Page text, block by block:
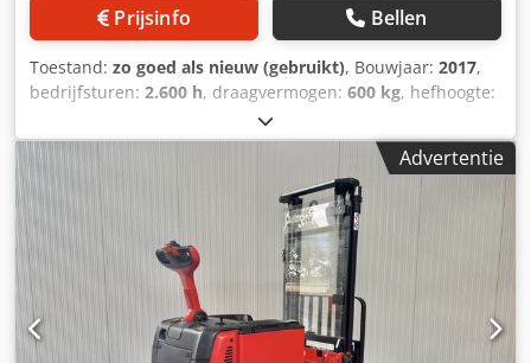
Prijsinfo Bellen
Toestand: zo goed als nieuw (gebruikt), Bouwjaar: 2017,
bedrijfsturen: 2.600 h, draagvermogen: 600 kg, hefhoogte:
elektrisch
bouwhoogte:1.690 mm, Manufacturer + model:LINDE L 06
ac ( 1170 ) Mast:3F3500 ID:25082.0138 Cat.:Used
Mast:3F3500 Lowered height:1690 mm Lifting height:3500
mm Capacity:600 kg Year:2017 Hours:2600 hours
Capacity:24 v Csdpfx Aszq Ugwegyjrf Options:Compacte
CONTRA stapelaar !!Uitgevoerd met ;- Mast Triplex - FFL -
VRIJDRAGENDE verstelbare heftruck lepels - GESCHIKT voor
alle soorten pallets - POWERSTEERING ! ! !
Advertentie